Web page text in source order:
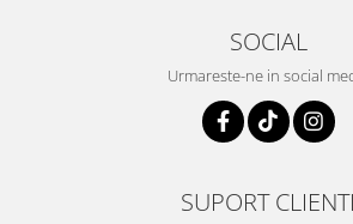
SOCIAL
Urmareste-ne in social
SUPORT CLIENTI